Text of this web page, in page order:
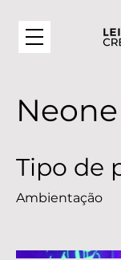
Neone
Tipo de
Ambientação